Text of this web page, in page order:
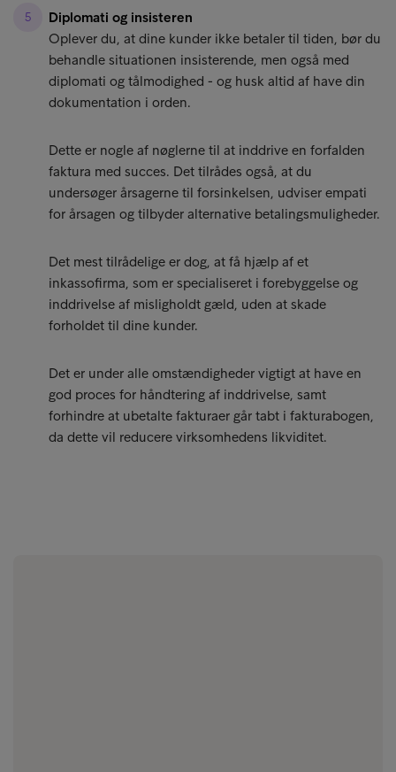
Diplomati og insisteren
Oplever du, at dine kunder ikke betaler til tiden, bør du
behandle situationen insisterende, men også med
diplomati og tålmodighed - og husk altid af have din
dokumentation i orden.
Dette er nogle af nøglerne til at inddrive en forfalden
faktura med succes. Det tilrådes også, at du
undersøger årsagerne til forsinkelsen, udviser empati
for årsagen og tilbyder alternative betalingsmuligheder.
Det mest tilrådelige er dog, at få hjælp af et
inkassofirma, som er specialiseret i forebyggelse og
inddrivelse af misligholdt gæld, uden at skade
forholdet til dine kunder.
Det er under alle omstændigheder vigtigt at have en
god proces for håndtering af inddrivelse, samt
forhindre at ubetalte fakturaer går tabt i fakturabogen,
da dette vil reducere virksomhedens likviditet.